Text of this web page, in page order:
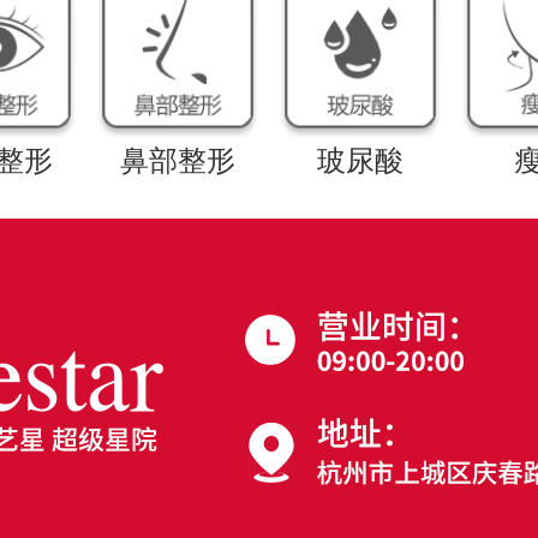
形 鼻部整形 玻尿酸